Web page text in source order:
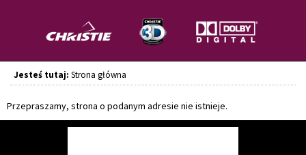
Jesteś tutaj: Strona główna
Przepraszamy, strona o podanym adresie nie istnieje.